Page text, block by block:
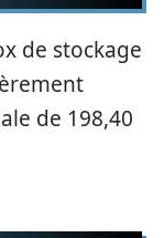
de stockage
de 198,40